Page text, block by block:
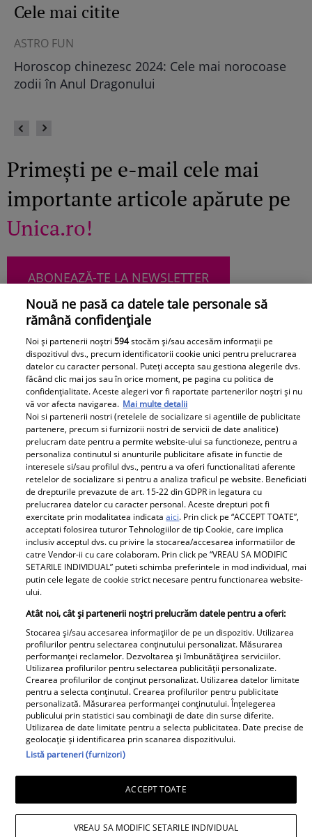
Cele mai citite
ASTRO FUN
Horoscop chinezesc 2024: Cele mai norocoase
zodii în Anul Dragonului
Primești pe e-mail cele mai
importante articole apărute pe
Unica.ro!
ABONEAZĂ-TE LA NEWSLETTER
Urmărește-ne pe Facebook Like
Pariază responsabil! Decizia ONJN nr. 821/25.09.2025.
Jocurile de noroc sunt interzise minorilor.
Despre Unica.ro
Publicitate
Echipa Unica.ro
Contact
Politica de cookies
Politica de
confidențialitate
Taguri
Știri
GSP
Avantaje
Viva
Libertatea pentru femei
Program TV
Retete practice
Calculator sarcina
Pariază responsabil! Decizia ONJN nr. 821/25.09.2025.
Nouă ne pasă ca datele tale personale să
rămână confidențiale
Noi și partenerii noștri594stocăm și/sau accesăm informații pe
dispozitivul dvs., precum identificatorii cookie unici pentru prelucrarea
datelor cu caracter personal. Puteți accepta sau gestiona alegerile dvs.
făcând clic mai jos sau în orice moment, pe pagina cu politica de
confidențialitate. Aceste alegeri vor fi raportate partenerilor noștri și nu
vă vor afecta navigarea. Mai multe detalii
Noi si partenerii nostri (retelele de socializare si agentiile de publicitate
partenere, precum si furnizorii nostri de servicii de date analitice)
prelucram date pentru a permite website-ului sa functioneze, pentru a
personaliza continutul si anunturile publicitare afisate in functie de
interesele si/sau profilul dvs., pentru a va oferi functionalitati aferente
retelelor de socializare si pentru a analiza traficul pe website. Beneficiati
de drepturile prevazute de art. 15-22 din GDPR in legatura cu
prelucrarea datelor cu caracter personal. Aceste drepturi pot fi
exercitate prin modalitatea indicataaici. Prin click pe “ACCEPT TOATE”,
acceptati folosirea tuturor Tehnologiilor de tip Cookie, care implica
inclusiv acceptul dvs. cu privire la stocarea/accesarea informatiilor de
catre Vendor-ii cu care colaboram. Prin click pe “VREAU SA MODIFIC
SETARILE INDIVIDUAL” puteti schimba preferintele in mod individual, mai
putin cele legate de cookie strict necesare pentru functionarea website-
ului.
Atât noi, cât și partenerii noștri prelucrăm datele pentru a oferi:
Stocarea și/sau accesarea informațiilor de pe un dispozitiv. Utilizarea
profilurilor pentru selectarea conținutului personalizat. Măsurarea
performanței reclamelor. Dezvoltarea și îmbunătățirea serviciilor.
Utilizarea profilurilor pentru selectarea publicității personalizate.
Crearea profilurilor de conținut personalizat. Utilizarea datelor limitate
pentru a selecta conținutul. Crearea profilurilor pentru publicitate
personalizată. Măsurarea performanței conținutului. Înțelegerea
publicului prin statistici sau combinații de date din surse diferite.
Utilizarea de date limitate pentru a selecta publicitatea. Date precise de
geolocație și identificarea prin scanarea dispozitivului.
Listă parteneri (furnizori)
ACCEPT TOATE
VREAU SA MODIFIC SETARILE INDIVIDUAL